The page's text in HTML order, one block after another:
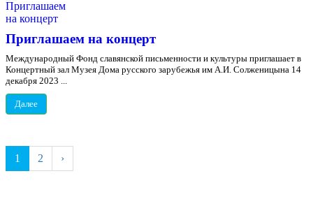
Приглашаем на концерт
Международный Фонд славянской письменности и культуры приглашает в
Концертный зал Музея Дома русского зарубежья им А.И. Солженицына 14
декабря 2023 ...
Далее
1 2 ›